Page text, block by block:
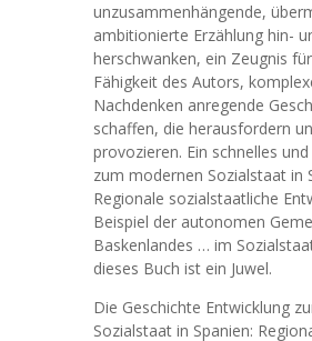
unzusammenhängende,
ambitionierte Erzählung hin-
herschwanken, ein Zeugnis
Fähigkeit des Autors,
Nachdenken anregende
schaffen, die herausfordern
provozieren. Ein schnelles
zum modernen Sozialstaat in
Regionale sozialstaatliche
Beispiel der autonomen
Baskenlandes … im
dieses Buch ist ein Juwel.
Die Geschichte Entwicklung
Sozialstaat in Spanien: